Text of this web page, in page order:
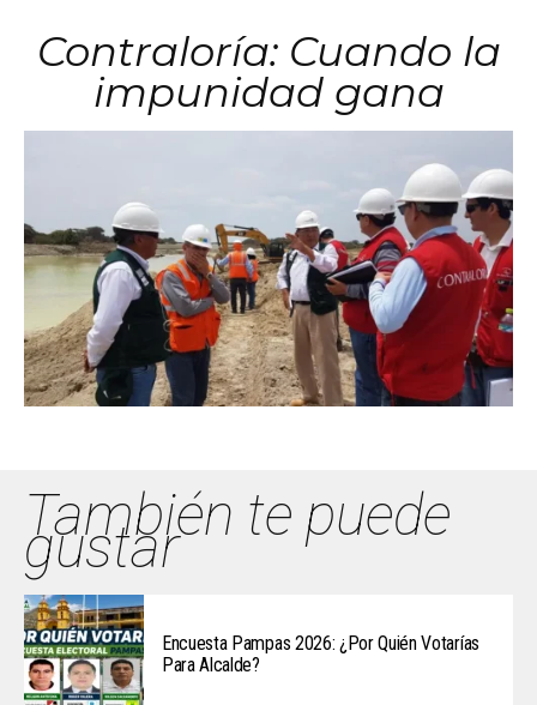
Contraloría: Cuando la
impunidad gana
También te puede
gustar
Encuesta Pampas 2026: ¿Por Quién Votarías
Para Alcalde?